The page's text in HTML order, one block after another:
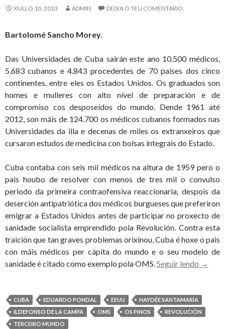
XULLO 10, 2013 ADMIN DEIXA O TEU COMENTARIO.
Bartolomé Sancho Morey.
Das Universidades de Cuba sairán este ano 10.500 médicos,
5.683 cubanos e 4.843 procedentes de 70 paises dos cinco
continentes, entre eles os Estados Unidos. Os graduados son
homes e mulleres con alto nível de preparación e de
compromiso cos desposeídos do mundo. Dende 1961 até
2012, son máis de 124.700 os médicos cubanos formados nas
Universidades da illa e decenas de miles os extranxeiros que
cursaron estudos de medicina con bolsas integrais do Estado.
Cuba contaba con seis mil médicos na altura de 1959 pero o
pais houbo de resolver con menos de tres mil o convulso
periodo da primeira contraofensiva reaccionaria, despois da
deserción antipatriótica dos médicos burgueses que preferiron
emigrar a Estados Unidos antes de participar no proxecto de
sanidade socialista emprendido pola Revolución. Contra esta
traición que tan graves problemas orixinou, Cuba é hoxe o pais
con máis médicos per cápita do mundo e o seu modelo de
sanidade é citado como exemplo pola OMS.Seguir lendo Cuba
cultura
→
CUBA EDUARDO PONDAL EEUU
HAYDÉE SANTAMARÍA
ILDEFONSO DE LA CAMPA
OMS OS PINOS
REVOLUCIÓN
TERCEIRO MUNDO